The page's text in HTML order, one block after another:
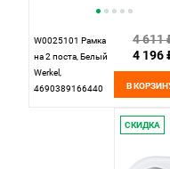
W0025101 Рамка
на 2 поста, Белый
Werkel,
4690389166440
4 611
4 196
В
СКИДКА